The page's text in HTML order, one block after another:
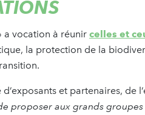
a vocation à réunir celles et
la protection de la
et partenaires, de
proposer aux grands